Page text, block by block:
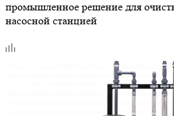
промышленное решение для
насосной станцией